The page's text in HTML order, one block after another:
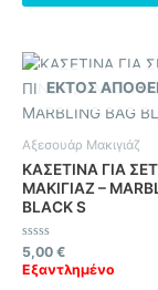
ΕΚΤΌΣ
Αξεσουάρ Μακιγιάζ
ΚΑΣΕΤΙΝΑ ΓΙΑ
ΜΑΚΙΓΙΑΖ –
BLACK S
Βαθμολογήθηκε
με
0
5,00 €
Εξαντλημένο